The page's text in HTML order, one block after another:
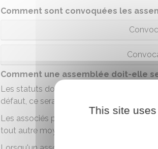
Comment sont convoquées les
Comment une assemblée doit-elle
Les statuts doivent déterminer le lieu
défaut, ce sera au gérant de choisir le lieu.
Les associés peuvent assister aux
tout autre moyen de télécommunication
This site